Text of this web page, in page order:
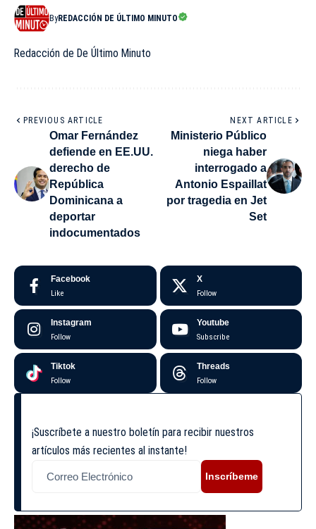
ByREDACCIÓN DE ÚLTIMO MINUTO
Redacción de De Último Minuto
PREVIOUS ARTICLE
Omar Fernández
defiende en EE.UU.
derecho de
República
Dominicana a
deportar
indocumentados
NEXT ARTICLE
Ministerio Público
niega haber
interrogado a
Antonio Espaillat
por tragedia en Jet
Set
Facebook
Like
X
Follow
Instagram
Follow
Youtube
Subscribe
Tiktok
Follow
Threads
Follow
¡Suscríbete a nuestro boletín para recibir nuestros
artículos más recientes al instante!
Inscríbeme